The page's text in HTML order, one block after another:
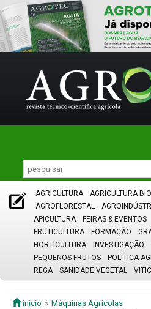
AGRICULTURA AGRICULTURA
AGROFLORESTAL
APICULTURA
FEIRAS & EVENTOS
FRUTICULTURA
FORMAÇÃO
HORTICULTURA
INVESTIGAÇÃO
PEQUENOS FRUTOS
POLÍTICA
REGA
SANIDADE VEGETAL
início
Máquinas Agrícolas